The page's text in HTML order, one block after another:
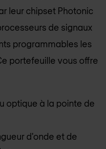
leur chipset Photonic
de signaux
programmables les
portefeuille vous offre
optique à la pointe de
d'onde et de